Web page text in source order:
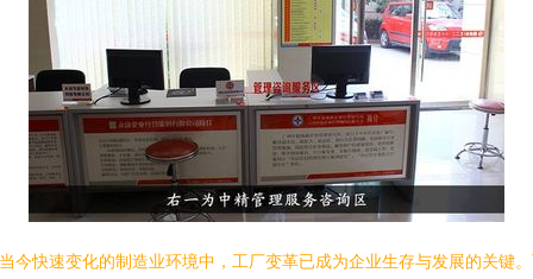
今快速变化的制造业环境中，工厂变革已成为企业生存与发展的关键